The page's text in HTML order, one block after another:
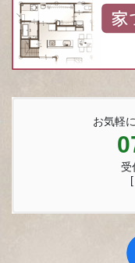
お気軽
受